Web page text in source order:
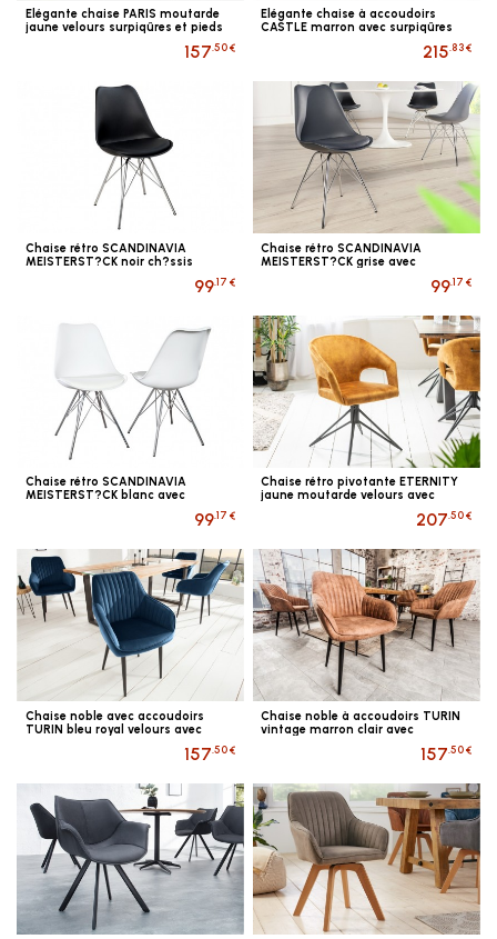
Elégante chaise PARIS moutarde
jaune velours surpiqûres et pieds
157.50 €
Elégante chaise à accoudoirs
CASTLE marron avec surpiqûres
215.83 €
Chaise rétro SCANDINAVIA
MEISTERST?CK noir ch?ssis
99.17 €
Chaise rétro SCANDINAVIA
MEISTERST?CK grise avec
99.17 €
Chaise rétro SCANDINAVIA
MEISTERST?CK blanc avec
99.17 €
Chaise rétro pivotante ETERNITY
jaune moutarde velours avec
207.50 €
Chaise noble avec accoudoirs
TURIN bleu royal velours avec
157.50 €
Chaise noble à accoudoirs TURIN
vintage marron clair avec
157.50 €